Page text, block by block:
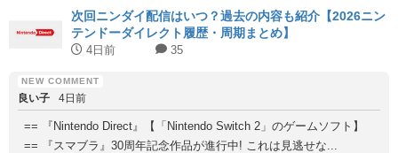
次回ニンダイ配信はいつ？過去の内容も紹介【2026ニン
テンドーダイレクト履歴・周期まとめ】
4日前 35
良い子 4日前
== 『Nintendo Direct』【「Nintendo Switch 2」のゲームソフト】
== 『スマブラ』30周年記念作品が進行中! これは見逃せな...